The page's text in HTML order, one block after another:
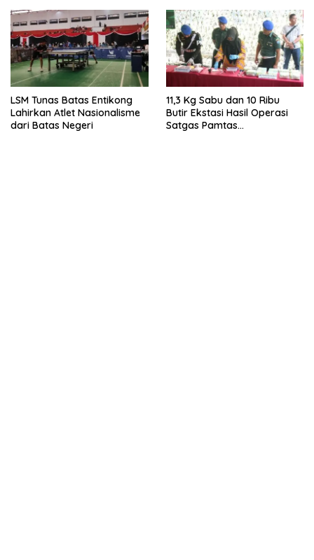
LSM Tunas Batas Entikong
Lahirkan Atlet Nasionalisme
dari Batas Negeri
11,3 Kg Sabu dan 10 Ribu
Butir Ekstasi Hasil Operasi
Satgas Pamtas